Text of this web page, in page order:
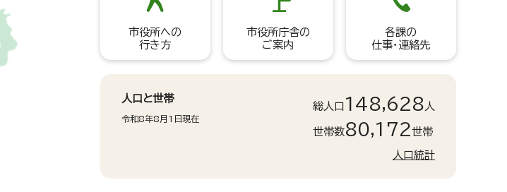
市役所への
行き方
市役所庁舎の
ご案内
各課の
仕事・連絡先
人口と世帯
令和8年8月1日現在
総人口 148,628 人
世帯数80,172世帯
人口統計